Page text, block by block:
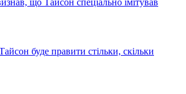
буде правити стільки, скільки